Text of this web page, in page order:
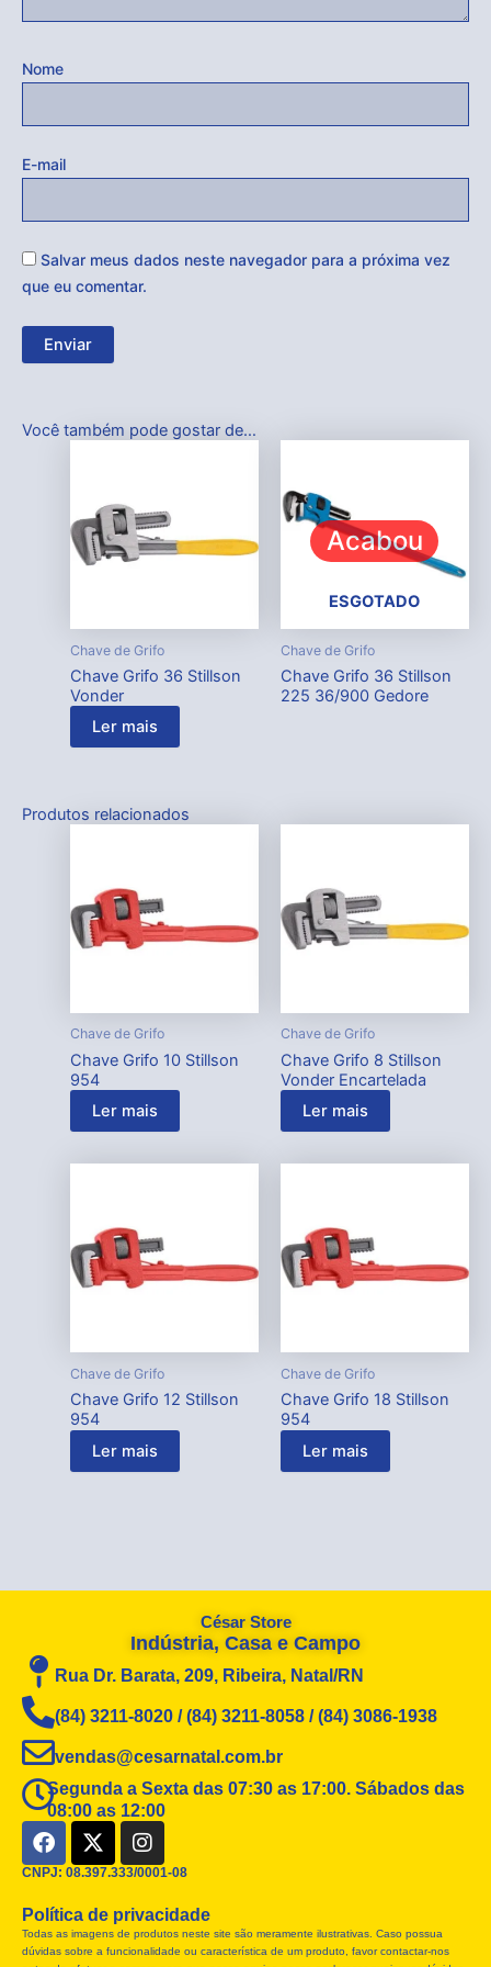
Nome
E-mail
Salvar meus dados neste navegador para a próxima vez
que eu comentar.
Você também pode gostar de…
Chave de Grifo
Chave Grifo 36 Stillson
Vonder
Ler mais
Acabou
ESGOTADO
Chave de Grifo
Chave Grifo 36 Stillson
225 36/900 Gedore
Produtos relacionados
Chave de Grifo
Chave Grifo 10 Stillson
954
Ler mais
Chave de Grifo
Chave Grifo 8 Stillson
Vonder Encartelada
Ler mais
Chave de Grifo
Chave Grifo 12 Stillson
954
Ler mais
Chave de Grifo
Chave Grifo 18 Stillson
954
Ler mais
César Store
Indústria, Casa e Campo
Rua Dr. Barata, 209, Ribeira, Natal/RN
(84) 3211-8020 / (84) 3211-8058 / (84) 3086-1938
vendas@cesarnatal.com.br
Segunda a Sexta das 07:30 as 17:00. Sábados das
08:00 as 12:00
F
a
c
b
o
X
-
t
i
t
I
n
s
a
g
CNPJ: 08.397.333/0001-08
Política de privacidade
Todas as imagens de produtos neste site são meramente ilustrativas. Caso possua
dúvidas sobre a funcionalidade ou característica de um produto, favor contactar-nos